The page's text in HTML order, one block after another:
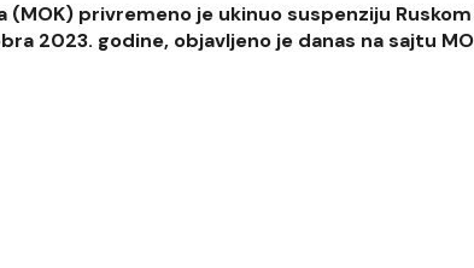
privremeno je ukinuo suspenziju Ruskom
2023. godine, objavljeno je danas na sajtu